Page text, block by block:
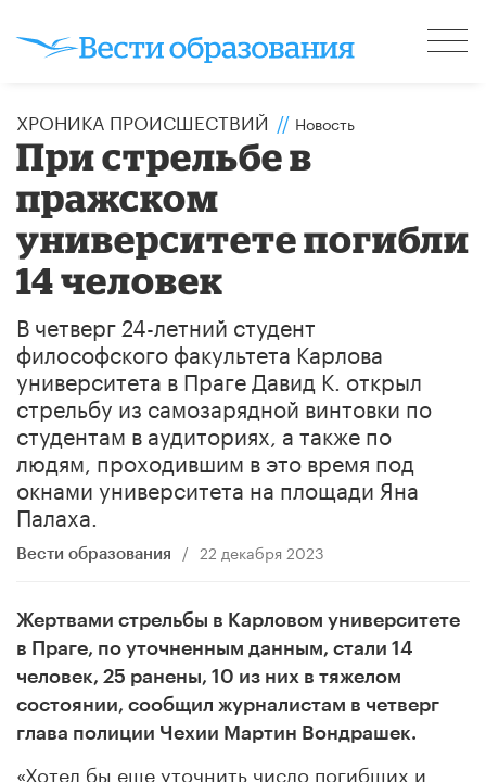
ХРОНИКА ПРОИСШЕСТВИЙ // Новость
При стрельбе в
пражском
университете погибли
14 человек
В четверг 24-летний студент
философского факультета Карлова
университета в Праге Давид К. открыл
стрельбу из самозарядной винтовки по
студентам в аудиториях, а также по
людям, проходившим в это время под
окнами университета на площади Яна
Палаха.
Вести образования / 22 декабря 2023
Жертвами стрельбы в Карловом университете
в Праге, по уточненным данным, стали 14
человек, 25 ранены, 10 из них в тяжелом
состоянии, сообщил журналистам в четверг
глава полиции Чехии Мартин Вондрашек.
«Хотел бы еще уточнить число погибших и